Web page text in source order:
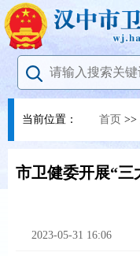
当前位置： 首页 >>
2023-05-31 16:06